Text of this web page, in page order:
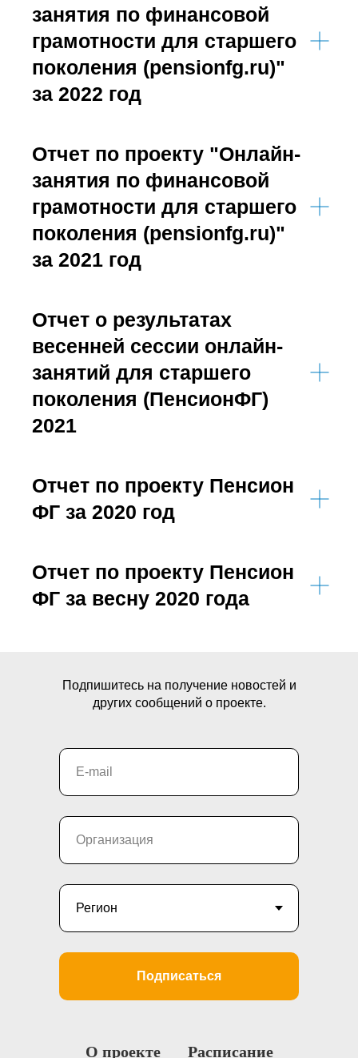
занятия по финансовой
грамотности для старшего
поколения (pensionfg.ru)"
за 2022 год
Отчет по проекту "Онлайн-
занятия по финансовой
грамотности для старшего
поколения (pensionfg.ru)"
за 2021 год
Отчет о результатах
весенней сессии онлайн-
занятий для старшего
поколения (ПенсионФГ)
2021
Отчет по проекту Пенсион
ФГ за 2020 год
Отчет по проекту Пенсион
ФГ за весну 2020 года
Подписаться
Подпишитесь на получение новостей и
других сообщений о проекте.
О проекте Расписание